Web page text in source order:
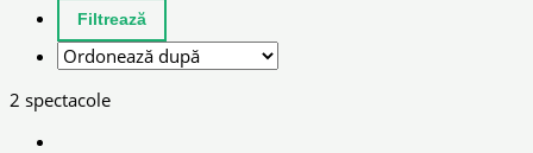
2 spectacole